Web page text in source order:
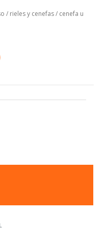
/ rieles y cenefas/ cenefa u